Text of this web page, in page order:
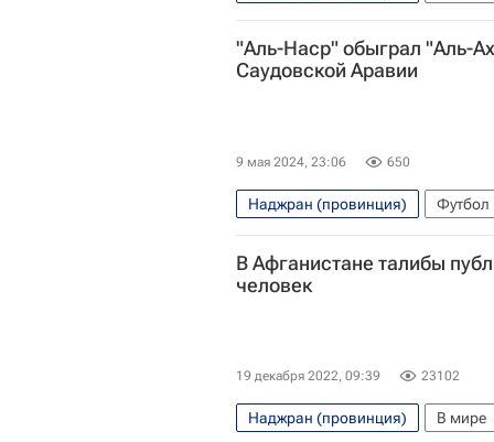
Уссем Ауар
Карим Бензема
Саудовская Про лига 2025/2026
"Аль-Наср" обыграл "Аль-
Саудовской Аравии
9 мая 2024, 23:06 650
Наджран (провинция)
Футбол
Криштиану Роналду
Аль-Наср
В Афганистане талибы
человек
19 декабря 2022, 09:39 23102
Наджран (провинция)
В мире